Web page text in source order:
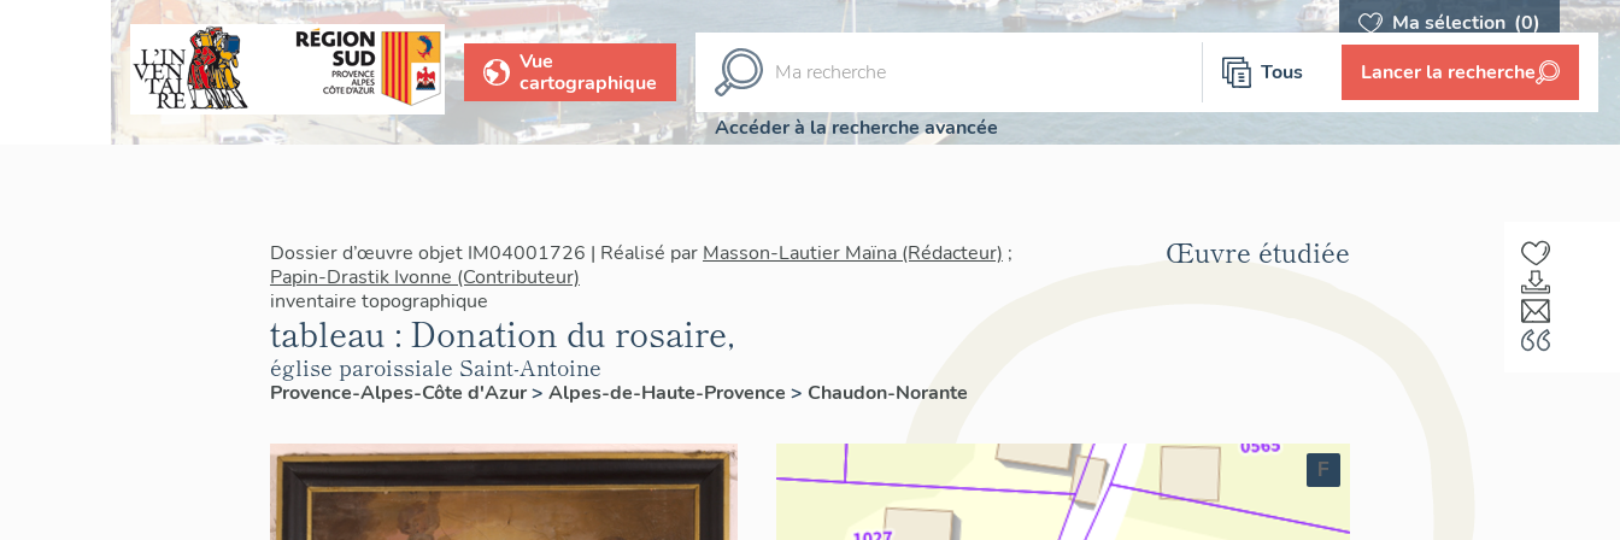
Ma sélection (0)
Vue
cartographique
Tous Lancer la recherche
Accéder à la recherche avancée
Dossier d’œuvre objet IM04001726 | Réalisé par Masson-Lautier Maïna (Rédacteur) ;
Papin-Drastik Ivonne (Contributeur)
inventaire topographique
tableau : Donation du rosaire,
église paroissiale Saint-Antoine
Provence-Alpes-Côte d'Azur> Alpes-de-Haute-Provence > Chaudon-Norante
Œuvre étudiée
F